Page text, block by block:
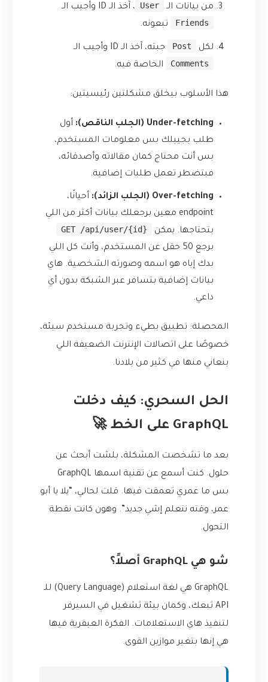
من بيانات الـ User
، آخذ الـ ID وأجيب الـ
Friends
تبعونه.
لكل Post
جبته، آخذ الـ ID وأجيب الـ
Comments
الخاصة فيه.
هذا الأسلوب بيخلق مشكلتين رئيسيتين:
Under-fetching (الجلب الناقص):
أول
طلب بجيبلك بس معلومات المستخدم،
بس أنت محتاج كمان مقالاته وأصدقائه،
فبتضطر تعمل طلبات إضافية.
Over-fetching (الجلب الزائد):
أحيانًا،
endpoint معين برجعلك بيانات أكثر من اللي
بتحتاجها. يمكن
GET /api/user/{id}
برجع 50 حقل عن المستخدم، وأنت كل اللي
بدك إياه هو اسمه وصورته الشخصية. هاي
بيانات إضافية بتسافر عبر الشبكة بدون أي
داعي.
المحصلة: تطبيق بطيء وتجربة مستخدم سيئة،
خصوصًا على اتصالات الإنترنت الضعيفة اللي
بنعاني منها في كثير من بلادنا.
الحل السحري: كيف دخلت
GraphQL على الخط 🚀
بعد ما تشخصت المشكلة، بلشت أبحث عن
حلول. كنت أسمع عن تقنية اسمها GraphQL
بس ما عمري تعمقت فيها. قلت لحالي، “يلا يا أبو
عمر، وقته نتعلم إشي جديد”. وهون كانت نقطة
التحول.
شو هي GraphQL أصلاً؟
GraphQL هي لغة استعلام (Query Language) للـ
API تبعك، وكمان بيئة تشغيل في السيرفر
لتنفيذ هاي الاستعلامات. الفكرة العبقرية فيها
هي إنها بتغير موازين القوى.